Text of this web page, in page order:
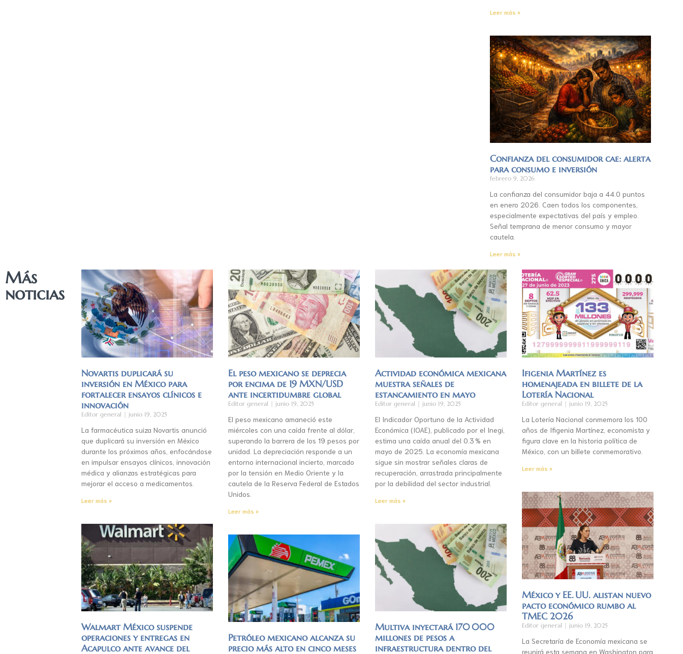
Leer más »
Confianza del consumidor cae: alerta
para consumo e inversión
febrero 9, 2026
La confianza del consumidor baja a 44.0 puntos
en enero 2026. Caen todos los componentes,
especialmente expectativas del país y empleo.
Señal temprana de menor consumo y mayor
cautela.
Leer más »
Más
noticias
Novartis duplicará su
inversión en México para
fortalecer ensayos clínicos e
innovación
Editor general junio 19, 2025
La farmacéutica suiza Novartis anunció
que duplicará su inversión en México
durante los próximos años, enfocándose
en impulsar ensayos clínicos, innovación
médica y alianzas estratégicas para
mejorar el acceso a medicamentos.
Leer más »
El peso mexicano se deprecia
por encima de 19 MXN/USD
ante incertidumbre global
Editor general junio 19, 2025
El peso mexicano amaneció este
miércoles con una caída frente al dólar,
superando la barrera de los 19 pesos por
unidad. La depreciación responde a un
entorno internacional incierto, marcado
por la tensión en Medio Oriente y la
cautela de la Reserva Federal de Estados
Unidos.
Leer más »
Actividad económica mexicana
muestra señales de
estancamiento en mayo
Editor general junio 19, 2025
El Indicador Oportuno de la Actividad
Económica (IOAE), publicado por el Inegi,
estima una caída anual del 0.3 % en
mayo de 2025. La economía mexicana
sigue sin mostrar señales claras de
recuperación, arrastrada principalmente
por la debilidad del sector industrial.
Leer más »
Ifigenia Martínez es
homenajeada en billete de la
Lotería Nacional
Editor general junio 19, 2025
La Lotería Nacional conmemora los 100
años de Ifigenia Martínez, economista y
figura clave en la historia política de
México, con un billete conmemorativo.
Leer más »
Walmart México suspende
operaciones y entregas en
Acapulco ante avance del
Petróleo mexicano alcanza su
precio más alto en cinco meses
Multiva inyectará 170 000
millones de pesos a
infraestructura dentro del
México y EE. UU. alistan nuevo
pacto económico rumbo al
TMEC 2026
Editor general junio 19, 2025
La Secretaría de Economía mexicana se
reunirá esta semana en Washington para